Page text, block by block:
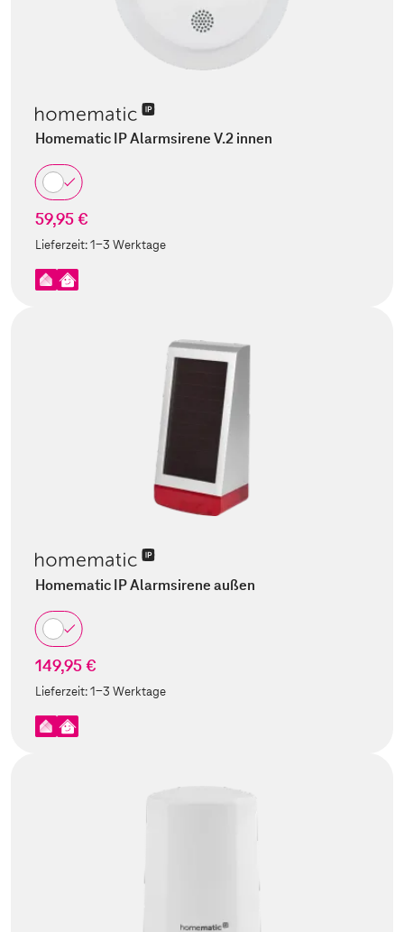
Homematic IP Alarmsirene V.2 innen
59,95 €
Lieferzeit:1-3 Werktage
Homematic IP Alarmsirene außen
149,95 €
Lieferzeit:1-3 Werktage